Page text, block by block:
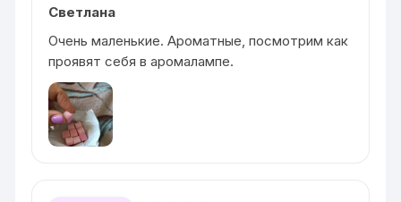
Светлана
Очень маленькие. Ароматные, посмотрим как
проявят себя в аромалампе.